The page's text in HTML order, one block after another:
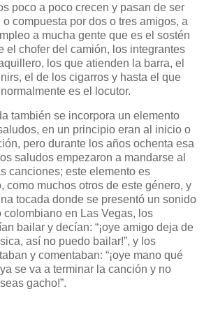
poco a poco crecen y pasan de ser
compuesta por dos o tres amigos, a
a mucha gente que es el sostén
el chofer del camión, los integrantes
los que atienden la barra, el
el de los cigarros y hasta el que
es el locutor.
también se incorpora un elemento
en un principio eran al inicio o
pero durante los años ochenta esa
saludos empezaron a mandarse al
canciones; este elemento es
como muchos otros de este género, y
tocada donde se presentó un sonido
colombiano en Las Vegas, los
bailar y decían: “¡oye amigo deja de
así no puedo bailar!”, y los
y comentaban: “¡oye mano qué
se va a terminar la canción y no
gacho!”.